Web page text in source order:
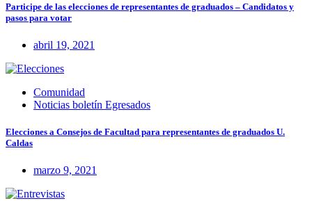
Participe de las elecciones de representantes de graduados – Candidatos y
pasos para votar
abril 19, 2021
Comunidad
Noticias boletín Egresados
Elecciones a Consejos de Facultad para representantes de graduados U.
Caldas
marzo 9, 2021